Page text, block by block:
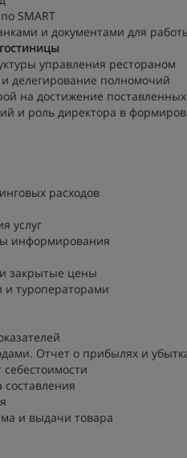
SMART
и документами для
управления рестораном
делегирование полномочий
на достижение
и роль директора в
расходов
услуг
информирования
закрытые цены
и туроператорами
Отчет о прибылях и
и выдачи товара